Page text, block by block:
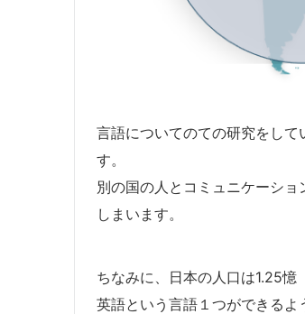
言語についてのての研究をし
す。
別の国の人とコミュニケーシ
しまいます。
ちなみに、日本の人口は1.25憶
英語という言語１つができる